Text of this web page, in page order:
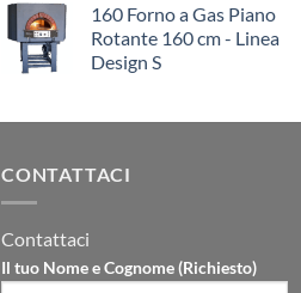
160 Forno a Gas Piano
Rotante 160 cm - Linea
Design S
CONTATTACI
Contattaci
Il tuo Nome e Cognome (Richiesto)